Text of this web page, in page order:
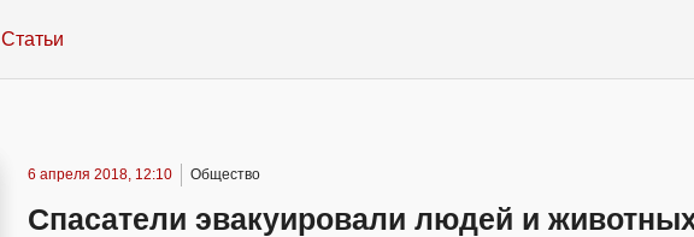
Статьи
6 апреля 2018, 12:10 Общество
Спасатели эвакуировали людей и